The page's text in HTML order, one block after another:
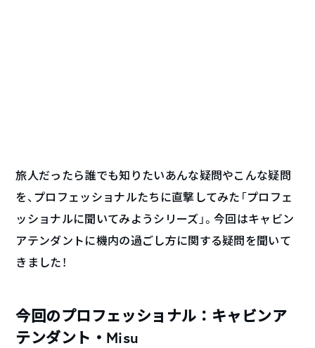
旅人だったら誰でも知りたいあんな疑問やこんな疑問
を、プロフェッショナルたちに直撃してみた「プロフェ
ッショナルに聞いてみようシリーズ」。今回はキャビン
アテンダントに機内の過ごし方に関する疑問を聞いて
きました！
今回のプロフェッショナル：キャビンア
テンダント・Misu